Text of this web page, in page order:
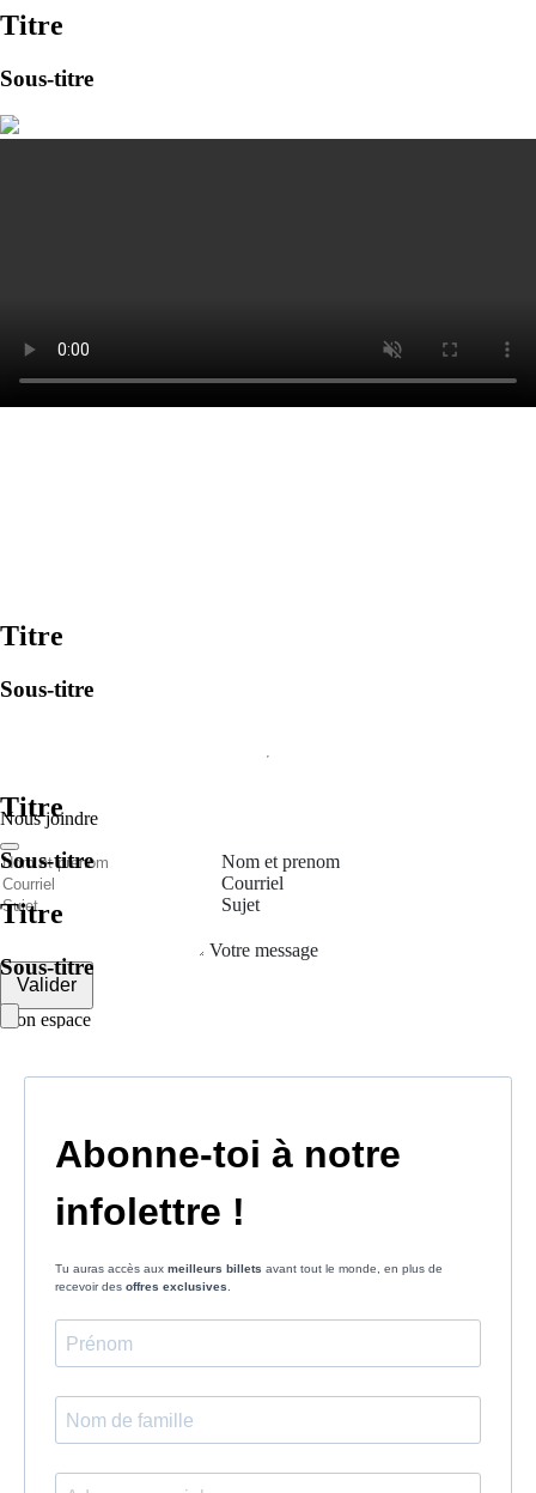
Titre
Sous-titre
Titre
Sous-titre
Titre
Sous-titre
Titre
Sous-titre
Nous joindre
Nom et prenom
Courriel
Sujet
Votre message
Valider
Mon espace
Mot de passe
Connexion
Créer un compte
Nom
Courriel
des minuscules,
des majuscules,
avoir au moins 8 caractères
Mot de passe